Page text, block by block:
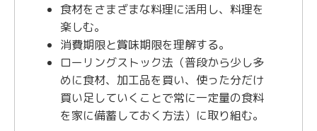
食材をさまざまな料理に活用し、料理を
楽しむ。
消費期限と賞味期限を理解する。
ローリングストック法（普段から少し多
めに食材、加工品を買い、使った分だけ
買い足していくことで常に一定量の食料
を家に備蓄しておく方法）に取り組む。